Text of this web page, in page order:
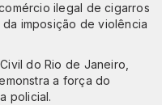
ilegal de cigarros
imposição de violência
do Rio de Janeiro,
a força do
policial.